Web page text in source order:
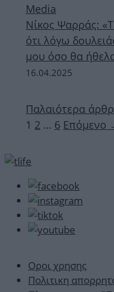
Media
Νίκος Ψαρράς:
ότι λόγω
μου όσο θα
16.04.2025
Παλαιότερα
Σελίδα
1 Σελίδα
2 … Σελίδα
6 Επόμενο
Οροι χρησης
Πολιτικη